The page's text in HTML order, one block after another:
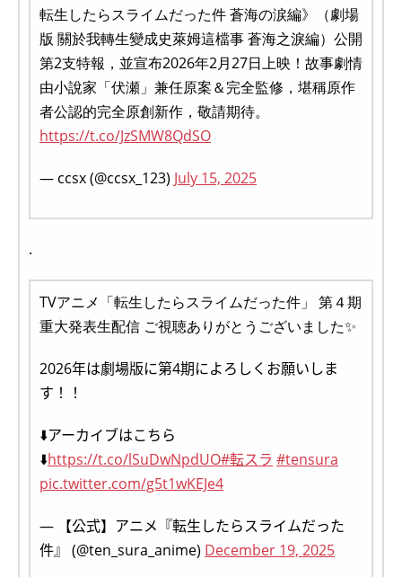
転生したらスライムだった件 蒼海の涙編》（劇場
版 關於我轉生變成史萊姆這檔事 蒼海之淚編）公開
第2支特報，並宣布2026年2月27日上映！故事劇情
由小說家「伏瀬」兼任原案＆完全監修，堪稱原作
者公認的完全原創新作，敬請期待。
https://t.co/JzSMW8QdSO
— ccsx (@ccsx_123) July 15, 2025
.
TVアニメ「転生したらスライムだった件」 第４期
重大発表生配信 ご視聴ありがとうございました✨
2026年は劇場版に第4期によろしくお願いしま
す！！
⬇️アーカイブはこちら
⬇️https://t.co/lSuDwNpdUO#転スラ #tensura
pic.twitter.com/g5t1wKEJe4
— 【公式】アニメ『転生したらスライムだった
件』 (@ten_sura_anime) December 19, 2025